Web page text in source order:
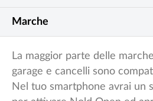
Generale
Cancelli automatici
Controllo tapparelle
Marche
BFT
La maggior parte delle
garage e cancelli sono
Nel tuo smartphone avrai un